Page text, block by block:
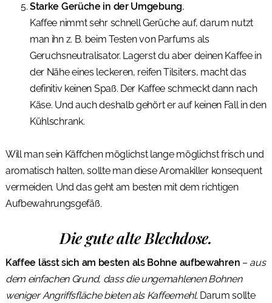
Starke Gerüche in der Umgebung.
Kaffee nimmt sehr schnell Gerüche auf, darum nutzt
man ihn z. B. beim Testen von Parfums als
Geruchsneutralisator. Lagerst du aber deinen Kaffee in
der Nähe eines leckeren, reifen Tilsiters, macht das
definitiv keinen Spaß. Der Kaffee schmeckt dann nach
Käse. Und auch deshalb gehört er auf keinen Fall in den
Kühlschrank.
Will man sein Käffchen möglichst lange möglichst frisch und
aromatisch halten, sollte man diese Aromakiller konsequent
vermeiden. Und das geht am besten mit dem richtigen
Aufbewahrungsgefäß.
Die gute alte Blechdose.
Kaffee lässt sich am besten als Bohne aufbewahren – aus
dem einfachen Grund, dass die ungemahlenen Bohnen
weniger Angriffsfläche bieten als Kaffeemehl.Darum sollte